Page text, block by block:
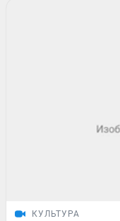
КУЛЬТУРА